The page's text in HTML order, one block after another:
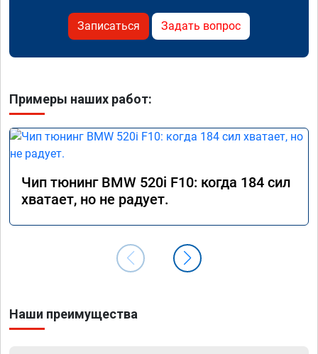
Записаться Задать вопрос
Примеры наших работ:
Чип тюнинг BMW 520i F10: когда 184 сил
хватает, но не радует.
Наши преимущества